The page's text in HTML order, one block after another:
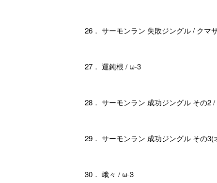
26． サーモンラン 失敗ジングル / クマ
27． 運鈍根 / ω-3
28． サーモンラン 成功ジングル その2
29． サーモンラン 成功ジングル その
30． 峨々 / ω-3